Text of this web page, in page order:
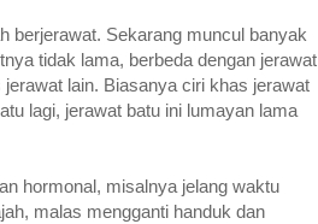
berjerawat. Sekarang muncul banyak
tidak lama, berbeda dengan jerawat
lain. Biasanya ciri khas jerawat
lagi, jerawat batu ini lumayan lama
hormonal, misalnya jelang waktu
malas mengganti handuk dan